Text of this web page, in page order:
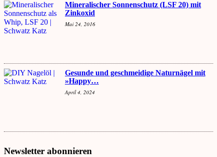
Mineralischer Sonnenschutz (LSF 20) mit
Zinkoxid
Mai 24, 2016
Gesunde und geschmeidige Naturnägel mit
»Happy…
April 4, 2024
Newsletter abonnieren